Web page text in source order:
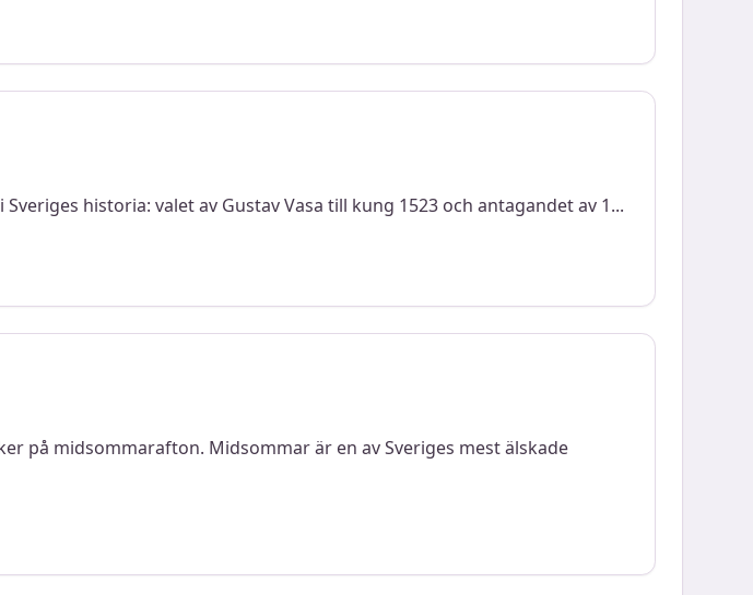
historia: valet av Gustav Vasa till kung 1523 och antagandet av 1...
på midsommarafton. Midsommar är en av Sveriges mest älskade